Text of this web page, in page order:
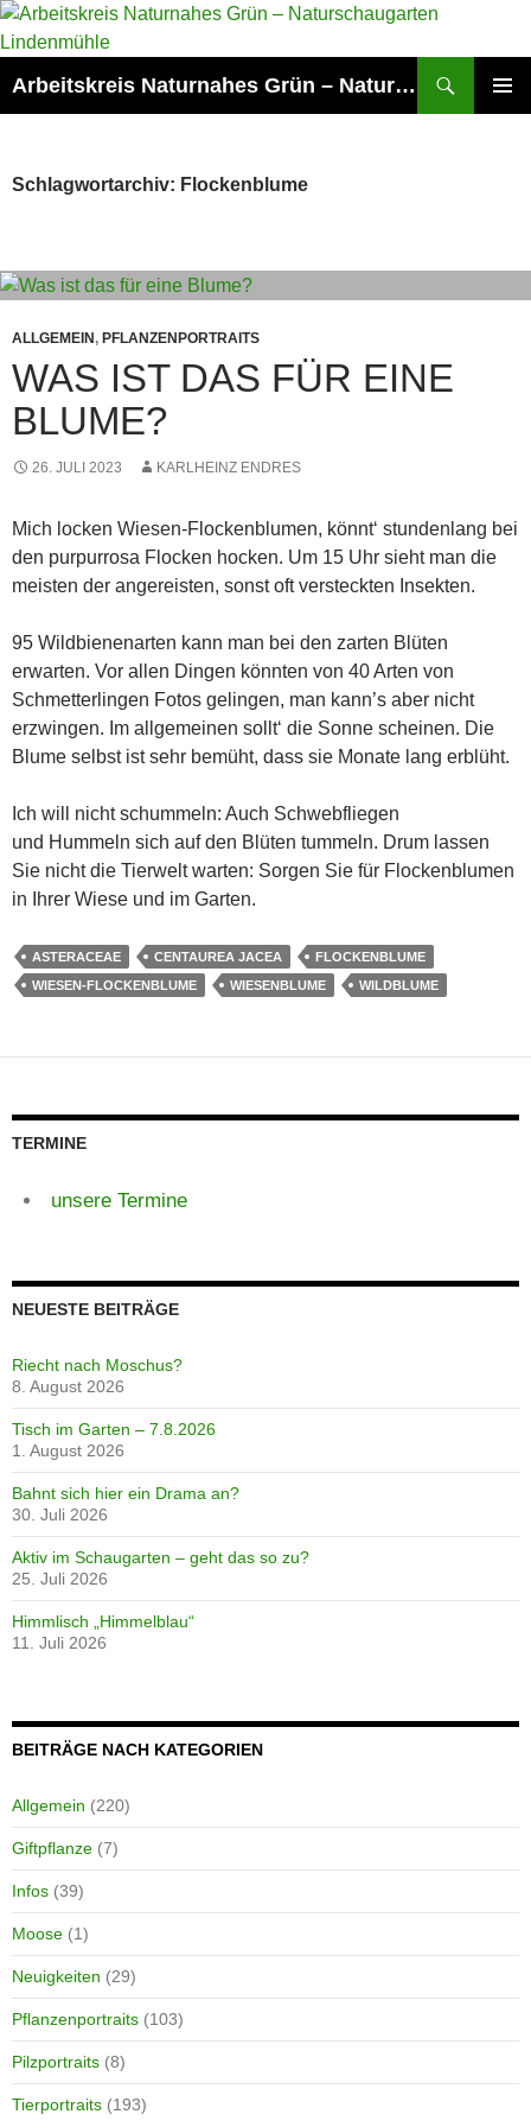
Zum
Inhalt
Arbeitskreis Naturnahes Grün – Naturschaugarten Lindenmühle
Schlagwortarchiv: Flockenblume
ALLGEMEIN, PFLANZENPORTRAITS
WAS IST DAS FÜR EINE
BLUME?
26. JULI 2023 KARLHEINZ ENDRES
Mich locken Wiesen-Flockenblumen, könnt‘ stundenlang bei
den purpurrosa Flocken hocken. Um 15 Uhr sieht man die
meisten der angereisten, sonst oft versteckten Insekten.
95 Wildbienenarten kann man bei den zarten Blüten
erwarten. Vor allen Dingen könnten von 40 Arten von
Schmetterlingen Fotos gelingen, man kann’s aber nicht
erzwingen. Im allgemeinen sollt‘ die Sonne scheinen. Die
Blume selbst ist sehr bemüht, dass sie Monate lang erblüht.
Ich will nicht schummeln: Auch Schwebfliegen
und Hummeln sich auf den Blüten tummeln. Drum lassen
Sie nicht die Tierwelt warten: Sorgen Sie für Flockenblumen
in Ihrer Wiese und im Garten.
ASTERACEAE CENTAUREA JACEA
FLOCKENBLUME
WIESEN-FLOCKENBLUME
WIESENBLUME WILDBLUME
TERMINE
unsere Termine
NEUESTE BEITRÄGE
Riecht nach Moschus?
8. August 2026
Tisch im Garten – 7.8.2026
1. August 2026
Bahnt sich hier ein Drama an?
30. Juli 2026
Aktiv im Schaugarten – geht das so zu?
25. Juli 2026
Himmlisch „Himmelblau“
11. Juli 2026
BEITRÄGE NACH KATEGORIEN
Allgemein (220)
Giftpflanze (7)
Infos (39)
Moose (1)
Neuigkeiten (29)
Pflanzenportraits (103)
Pilzportraits (8)
Tierportraits (193)